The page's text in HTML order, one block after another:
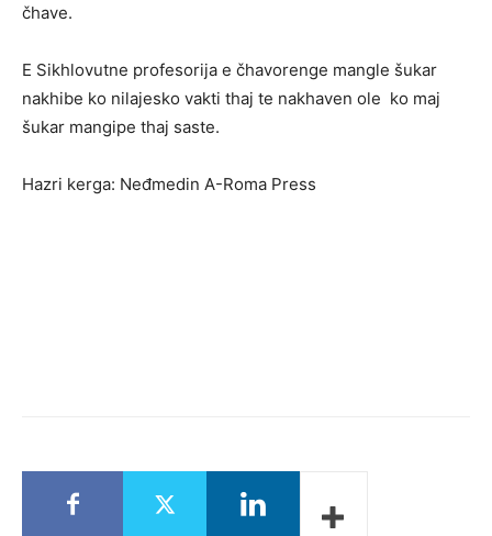
čhave.
E Sikhlovutne profesorija e čhavorenge mangle šukar
nakhibe ko nilajesko vakti thaj te nakhaven ole ko maj
šukar mangipe thaj saste.
Hazri kerga: Neđmedin A-Roma Press